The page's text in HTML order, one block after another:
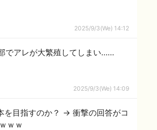
2025/9/3(We) 14:12
でアレが大繁殖してしまい……
2025/9/3(We) 14:09
を目指すのか？ → 衝撃の回答がコ
ｗｗ